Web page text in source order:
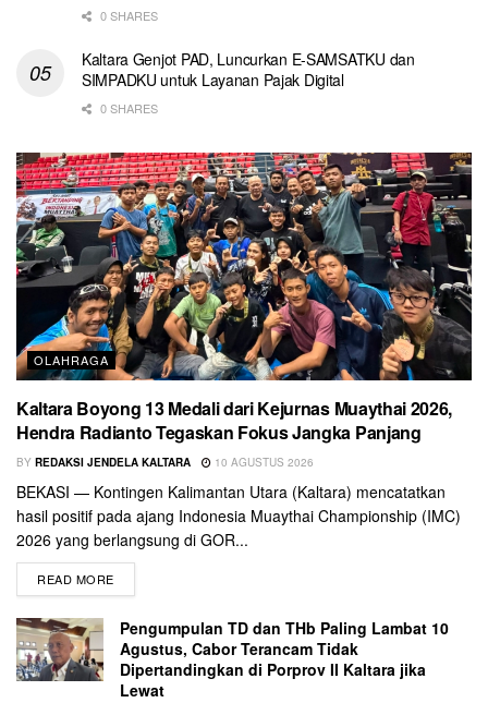
0 SHARES
Kaltara Genjot PAD, Luncurkan E-SAMSATKU dan
SIMPADKU untuk Layanan Pajak Digital
0 SHARES
OLAHRAGA
Kaltara Boyong 13 Medali dari Kejurnas Muaythai 2026,
Hendra Radianto Tegaskan Fokus Jangka Panjang
BY REDAKSI JENDELA KALTARA 10 AGUSTUS 2026
BEKASI — Kontingen Kalimantan Utara (Kaltara) mencatatkan
hasil positif pada ajang Indonesia Muaythai Championship (IMC)
2026 yang berlangsung di GOR...
READ MORE
Pengumpulan TD dan THb Paling Lambat 10
Agustus, Cabor Terancam Tidak
Dipertandingkan di Porprov II Kaltara jika
Lewat